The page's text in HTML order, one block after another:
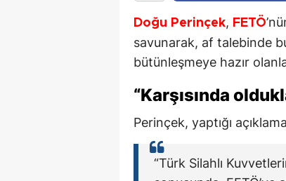
Doğu Perinçek, FETÖ
savunarak, af talebinde
bütünleşmeye hazır
“Karşısında
Perinçek, yaptığı
“Türk Silahlı